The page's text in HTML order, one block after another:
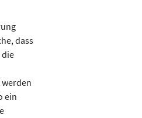
dass
die
ein